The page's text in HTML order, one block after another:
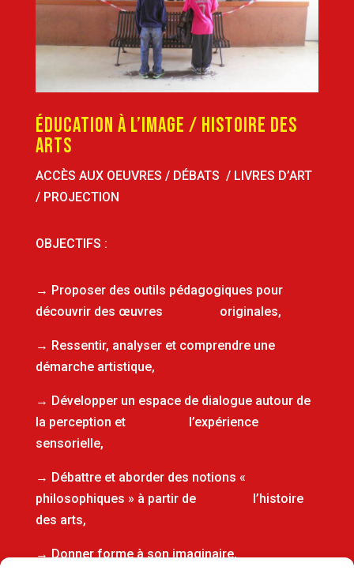
ÉDUCATION À L’IMAGE / HISTOIRE DES
ARTS
ACCÈS AUX OEUVRES / DÉBATS / LIVRES D’ART
/ PROJECTION
OBJECTIFS :
→ Proposer des outils pédagogiques pour
découvrir des œuvres originales,
→ Ressentir, analyser et comprendre une
démarche artistique,
→ Développer un espace de dialogue autour de
la perception et l’expérience
sensorielle,
→ Débattre et aborder des notions «
philosophiques » à partir de l’histoire
des arts,
→ Donner forme à son imaginaire,